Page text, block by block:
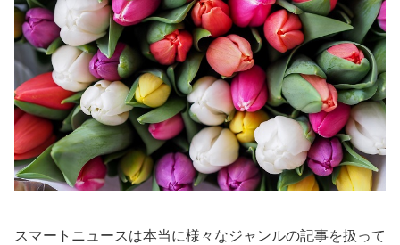
スマートニュースは本当に様々なジャンルの記事を扱って